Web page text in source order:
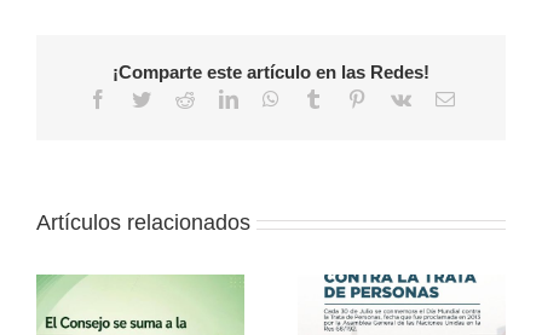
¡Comparte este artículo en las Redes!
Facebook
TwitterRedditLinkedInWhatsApp
Tumblr Pinterest
Vk
Correo
Artículos relacionados